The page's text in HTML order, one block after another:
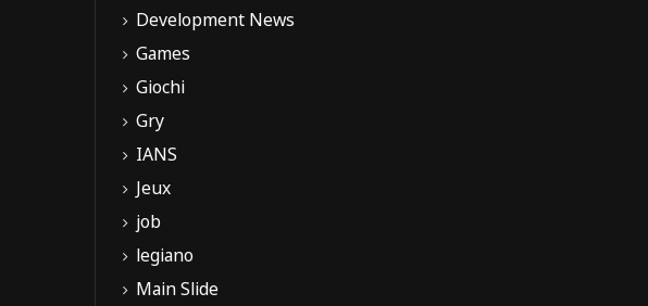
Development News
Games
Giochi
Gry
IANS
Jeux
job
legiano
Main Slide